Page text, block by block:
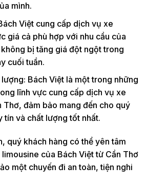
mình.
Việt cung cấp dịch vụ xe
giá cả phù hợp với nhu cầu của
bị tăng giá đột ngột trong
cuối tuần.
Bách Việt là một trong những
lĩnh vực cung cấp dịch vụ xe
Thơ, đảm bảo mang đến cho quý
tín và chất lượng tốt nhất.
quý khách hàng có thể yên tâm
của Bách Việt từ Cần Thơ
một chuyến đi an toàn, tiện nghi